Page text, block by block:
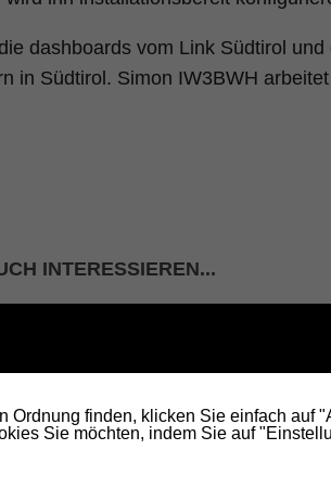
dashboards vom Link Südtirol und
in Südtirol. Simon IW3BWH
INTERESSIEREN...
Ordnung finden, klicken Sie einfach auf
Sie möchten, indem Sie auf